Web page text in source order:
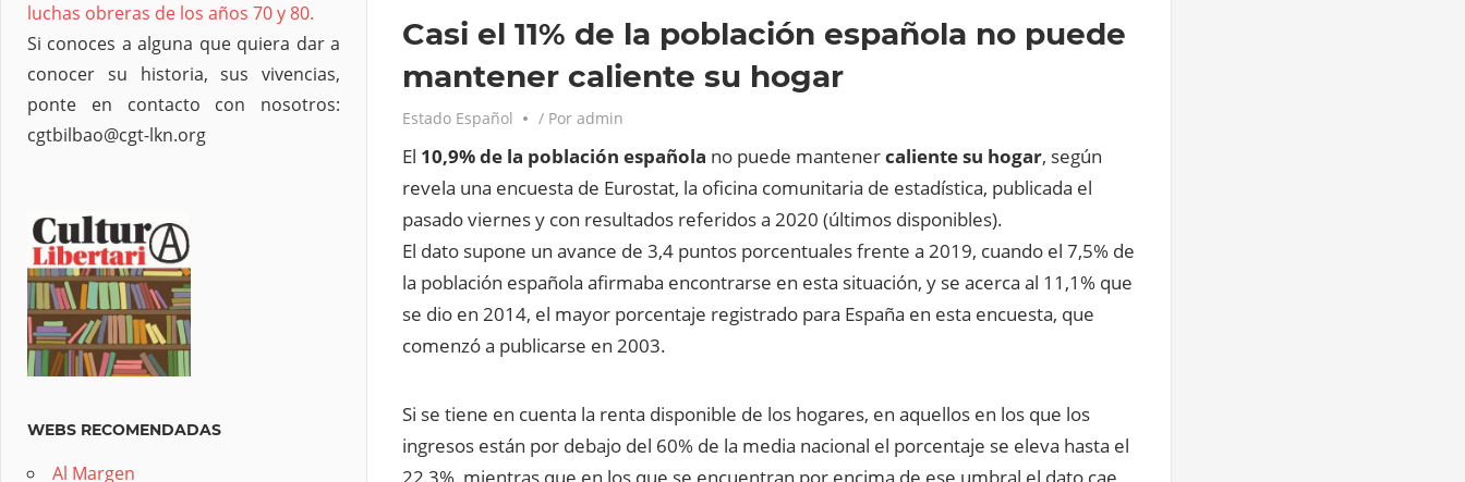
Casi el 11% de la población española no puede
mantener caliente su hogar
Estado Español / Poradmin
El 10,9% de la población española no puede mantenercaliente su hogar, según
revela una encuesta de Eurostat, la oficina comunitaria de estadística, publicada el
pasado viernes y con resultados referidos a 2020 (últimos disponibles).
El dato supone un avance de 3,4 puntos porcentuales frente a 2019, cuando el 7,5% de
la población española afirmaba encontrarse en esta situación, y se acerca al 11,1% que
se dio en 2014, el mayor porcentaje registrado para España en esta encuesta, que
comenzó a publicarse en 2003.
Si se tiene en cuenta la renta disponible de los hogares, en aquellos en los que los
ingresos están por debajo del 60% de la media nacional el porcentaje se eleva hasta el
luchas obreras de los años 70 y 80.
Si conoces a alguna que quiera dar a
conocer su historia, sus vivencias,
ponte en contacto con nosotros:
cgtbilbao@cgt-lkn.org
WEBS RECOMENDADAS
Al Margen